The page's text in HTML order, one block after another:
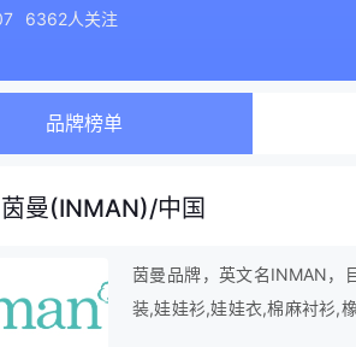
6362人关注
品牌榜单
茵曼(INMAN)/中国
茵曼品牌，英文名INMAN，
装,娃娃衫,娃娃衣,棉麻衬衫,